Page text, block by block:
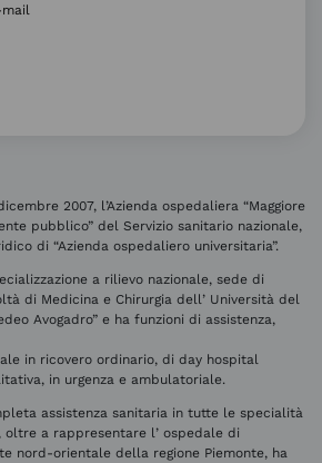
2007, l’Azienda ospedaliera “Maggiore
pubblico” del Servizio sanitario nazionale,
di “Azienda ospedaliero universitaria”.
a rilievo nazionale, sede di
di Medicina e Chirurgia dell’ Università del
Avogadro” e ha funzioni di assistenza,
in ricovero ordinario, di day hospital
in urgenza e ambulatoriale.
assistenza sanitaria in tutte le specialità
oltre a rappresentare l’ ospedale di
nord-orientale della regione Piemonte, ha